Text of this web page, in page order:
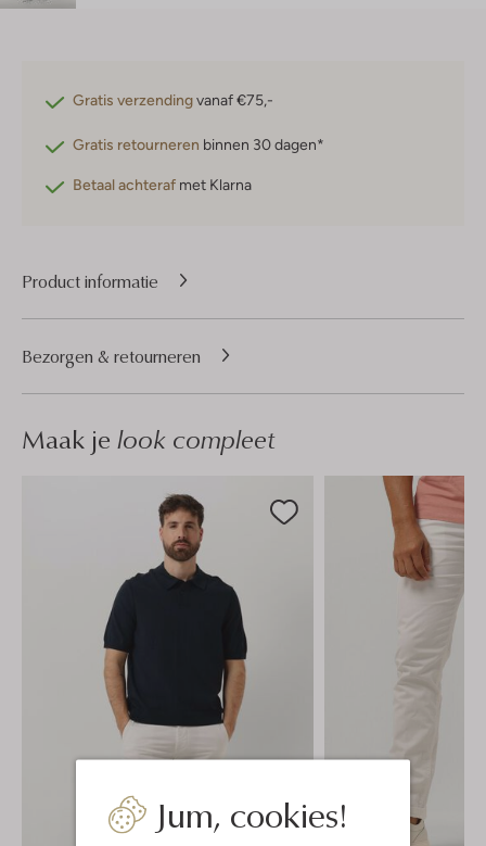
Jum, cookies!
Gratis verzendingvanaf €75,-
Gratis retourneren binnen 30 dagen*
Betaal achteraf met Klarna
Product informatie
Bezorgen & retourneren
Maak je look compleet